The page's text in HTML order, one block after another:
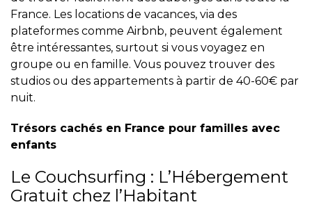
France. Les locations de vacances, via des
plateformes comme Airbnb, peuvent également
être intéressantes, surtout si vous voyagez en
groupe ou en famille. Vous pouvez trouver des
studios ou des appartements à partir de 40-60€ par
nuit.
Trésors cachés en France pour familles avec
enfants
Le Couchsurfing : L’Hébergement
Gratuit chez l’Habitant